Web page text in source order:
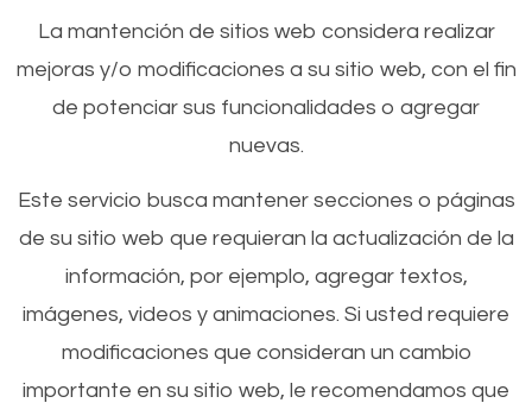
La mantención de sitios web considera realizar
mejoras y/o modificaciones a su sitio web, con el fin
de potenciar sus funcionalidades o agregar
nuevas.
Este servicio busca mantener secciones o páginas
de su sitio web que requieran la actualización de la
información, por ejemplo, agregar textos,
imágenes, videos y animaciones. Si usted requiere
modificaciones que consideran un cambio
importante en su sitio web, le recomendamos que